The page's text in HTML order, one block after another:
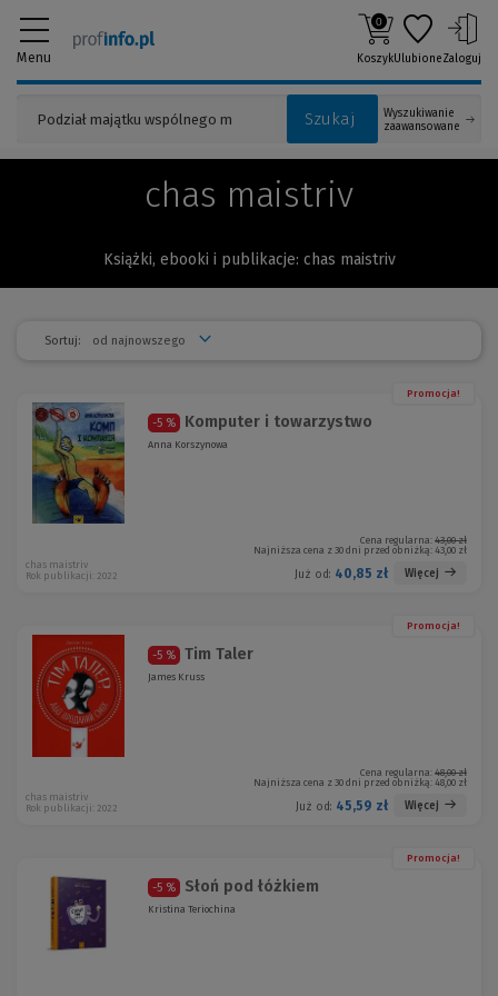
Menu
Szukaj
Wyszukiwanie
zaawansowane
0
KoszykUlubioneZaloguj
chas maistriv
Książki, ebooki i publikacje: chas maistriv
Sortuj:
Promocja!
-5 % Komputer i towarzystwo
Anna Korszynowa
Cena regularna: 43,00 zł
Najniższa cena z 30 dni przed obniżką: 43,00 zł
Już od: 40,85 zł Więcej
chas maistriv
Rok publikacji: 2022
Promocja!
-5 % Tim Taler
James Kruss
Cena regularna: 48,00 zł
Najniższa cena z 30 dni przed obniżką: 48,00 zł
Już od: 45,59 zł Więcej
chas maistriv
Rok publikacji: 2022
Promocja!
-5 % Słoń pod łóżkiem
Kristina Teriochina